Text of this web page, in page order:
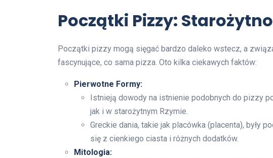
Początki Pizzy:
Początki pizzy mogą sięgać bardzo daleko wstecz, a
fascynujące, co sama pizza. Oto kilka ciekawych faktów:
Pierwotne Formy:
Istnieją dowody na istnienie podobnych do pizzy
jak i w starożytnym Rzymie.
Greckie dania, takie jak placówka (placenta), były
się z cienkiego ciasta i różnych dodatków.
Mitologia: